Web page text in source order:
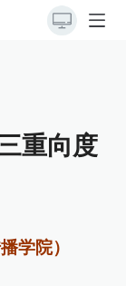
重向度
学院）